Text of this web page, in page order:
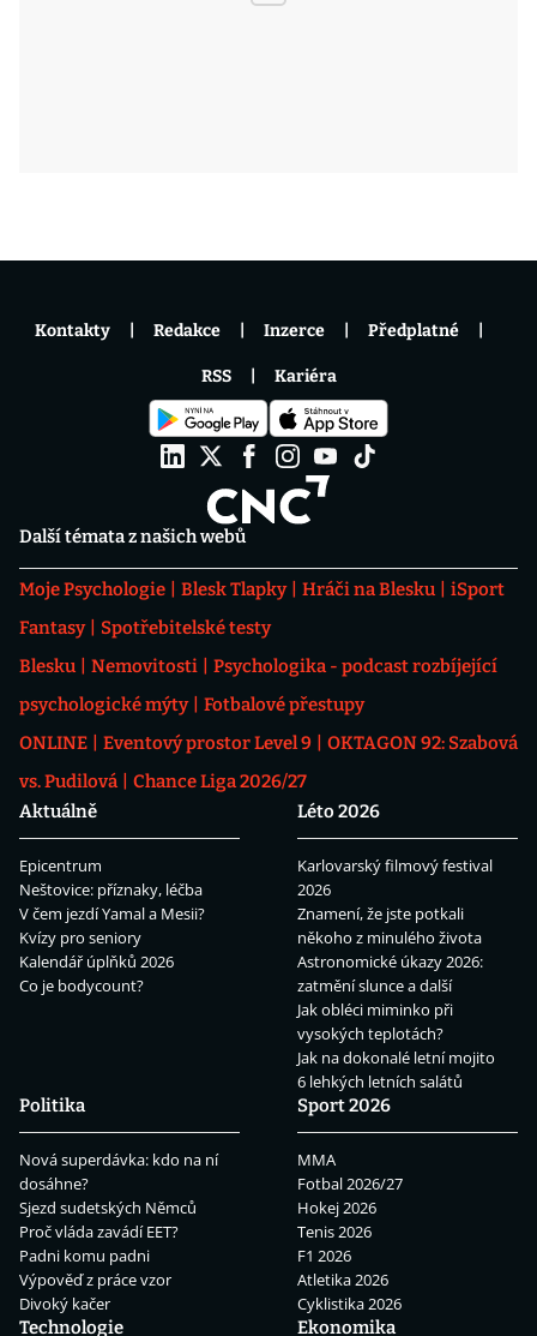
Další témata z našich webů
Moje Psychologie Blesk Tlapky Hráči na Blesku
iSport
Fantasy
Spotřebitelské testy
Blesku
Nemovitosti
Psychologika - podcast rozbíjející
psychologické mýty
Fotbalové přestupy
ONLINE
Eventový prostor Level 9
OKTAGON 92: Szabová
vs. Pudilová
Chance Liga 2026/27
Aktuálně
Epicentrum
Neštovice: příznaky, léčba
V čem jezdí Yamal a Mesii?
Kvízy pro seniory
Kalendář úplňků 2026
Co je bodycount?
Léto 2026
Karlovarský filmový festival
2026
Znamení, že jste potkali
někoho z minulého života
Astronomické úkazy 2026:
zatmění slunce a další
Jak obléci miminko při
vysokých teplotách?
Jak na dokonalé letní mojito
6 lehkých letních salátů
Politika
Nová superdávka: kdo na ní
dosáhne?
Sjezd sudetských Němců
Proč vláda zavádí EET?
Padni komu padni
Výpověď z práce vzor
Divoký kačer
Sport 2026
MMA
Fotbal 2026/27
Hokej 2026
Tenis 2026
F1 2026
Atletika 2026
Cyklistika 2026
Technologie
Ekonomika
Kontakty Redakce Inzerce Předplatné
RSS Kariéra